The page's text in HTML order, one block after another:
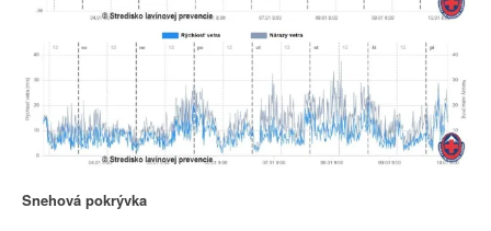
Snehová pokrývka